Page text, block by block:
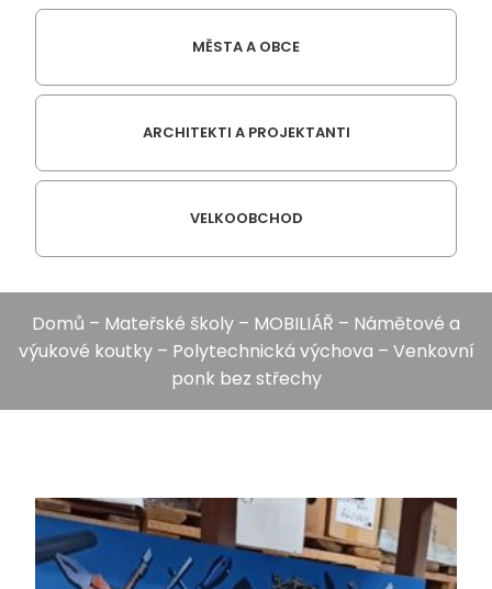
MĚSTA A OBCE
ARCHITEKTI A PROJEKTANTI
VELKOOBCHOD
Domů – Mateřské školy – MOBILIÁŘ – Námětové a
výukové koutky– Polytechnická výchova – Venkovní
ponk bez střechy